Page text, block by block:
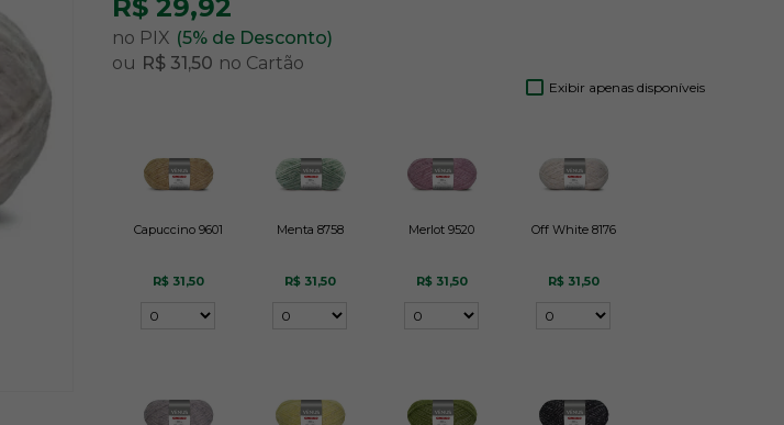
R$ 29,92
no PIX (5% de Desconto)
ou R$ 31,50 no Cartão
Exibir apenas disponíveis
Capuccino 9601
R$ 31,50
Menta 8758
R$ 31,50
Merlot 9520
R$ 31,50
Off White 8176
R$ 31,50